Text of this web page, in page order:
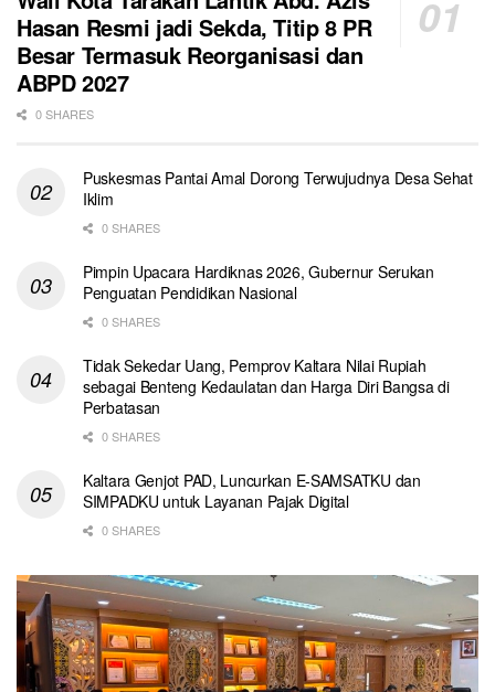
Hasan Resmi jadi Sekda, Titip 8 PR
Besar Termasuk Reorganisasi dan
ABPD 2027
0 SHARES
Puskesmas Pantai Amal Dorong Terwujudnya Desa Sehat
Iklim
0 SHARES
Pimpin Upacara Hardiknas 2026, Gubernur Serukan
Penguatan Pendidikan Nasional
0 SHARES
Tidak Sekedar Uang, Pemprov Kaltara Nilai Rupiah
sebagai Benteng Kedaulatan dan Harga Diri Bangsa di
Perbatasan
0 SHARES
Kaltara Genjot PAD, Luncurkan E-SAMSATKU dan
SIMPADKU untuk Layanan Pajak Digital
0 SHARES